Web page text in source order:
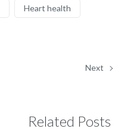
Heart health
Next
Related Posts